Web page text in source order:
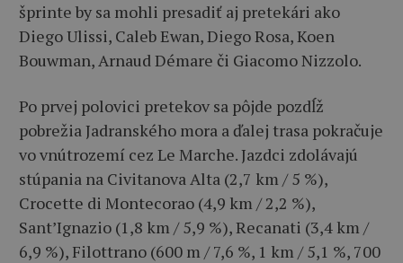
šprinte by sa mohli presadiť aj pretekári ako
Diego Ulissi, Caleb Ewan, Diego Rosa, Koen
Bouwman, Arnaud Démare či Giacomo Nizzolo.
Po prvej polovici pretekov sa pôjde pozdĺž
pobrežia Jadranského mora a ďalej trasa pokračuje
vo vnútrozemí cez Le Marche. Jazdci zdolávajú
stúpania na Civitanova Alta (2,7 km / 5 %),
Crocette di Montecorao (4,9 km / 2,2 %),
Sant’Ignazio (1,8 km / 5,9 %), Recanati (3,4 km /
6,9 %), Filottrano (600 m / 7,6 %, 1 km / 5,1 %, 700